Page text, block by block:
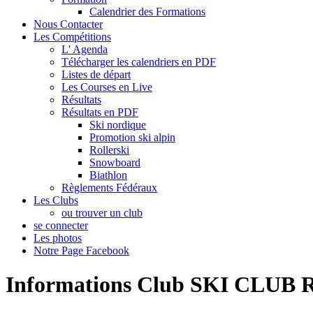
Calendrier des Formations
Nous Contacter
Les Compétitions
L' Agenda
Télécharger les calendriers en PDF
Listes de départ
Les Courses en Live
Résultats
Résultats en PDF
Ski nordique
Promotion ski alpin
Rollerski
Snowboard
Biathlon
Règlements Fédéraux
Les Clubs
ou trouver un club
se connecter
Les photos
Notre Page Facebook
Informations Club SKI CLUB